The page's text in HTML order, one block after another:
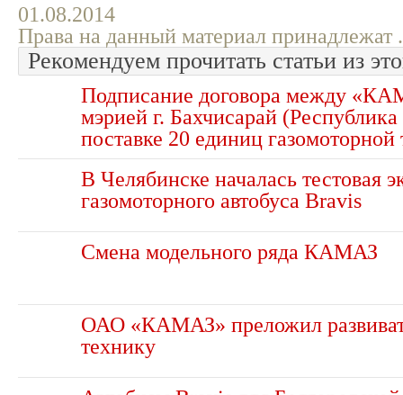
01.08.2014
Права на данный материал принадлежат .
Рекомендуем прочитать статьи из
Подписание договора между
мэрией г. Бахчисарай
поставке 20 единиц газомоторной
В Челябинске началась тестовая
газомоторного автобуса Bravis
Смена модельного ряда КАМАЗ
ОАО «КАМАЗ» преложил
технику